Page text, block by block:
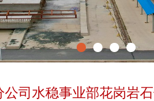
公司水稳事业部花岗岩